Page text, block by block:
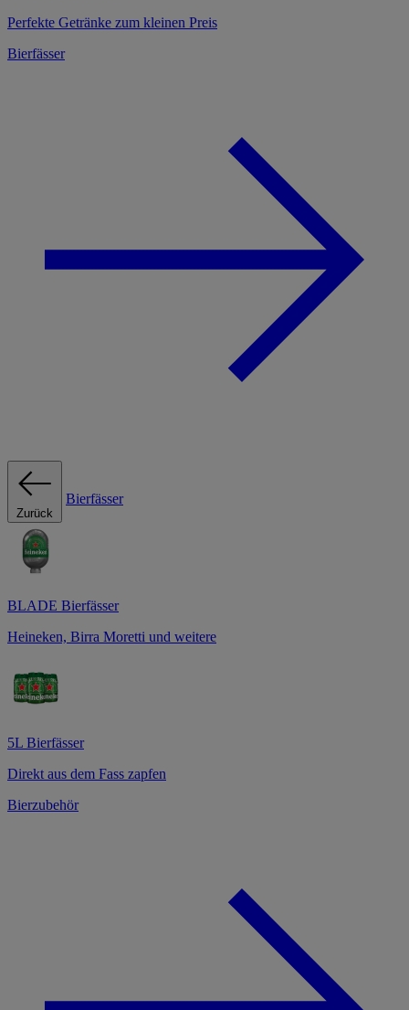
Perfekte Getränke zum kleinen Preis
Bierfässer
Zurück
Bierfässer
BLADE Bierfässer
Heineken, Birra Moretti und weitere
5L Bierfässer
Direkt aus dem Fass zapfen
Bierzubehör